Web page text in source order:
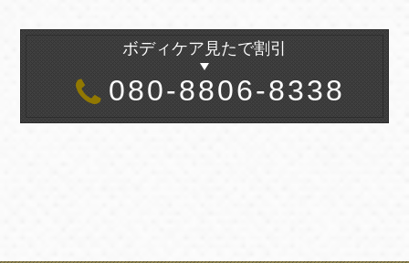
ボディケア見たで割引
080-8806-8338